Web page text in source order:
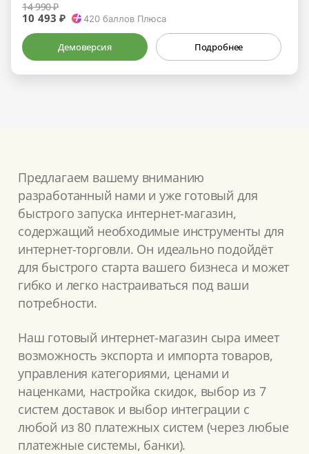
14 990 ₽
10 493 ₽ 420баллов Плюса
Демоверсия Подробнее
Предлагаем вашему вниманию
разработанный нами и уже готовый для
быстрого запуска интернет-магазин,
содержащий необходимые инструменты для
интернет-торговли. Он идеально подойдёт
для быстрого старта вашего бизнеса и может
гибко и легко настраиваться под ваши
потребности.
Наш готовый интернет-магазин сыра имеет
возможность экспорта и импорта товаров,
управления категориями, ценами и
наценками, настройка скидок, выбор из 7
систем доставок и выбор интеграции с
любой из 80 платежных систем (через любые
платежные системы, банки).